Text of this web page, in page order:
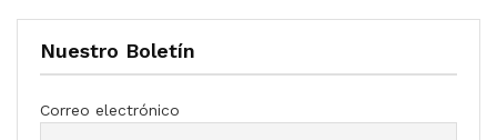
Nuestro Boletín
Correo electrónico